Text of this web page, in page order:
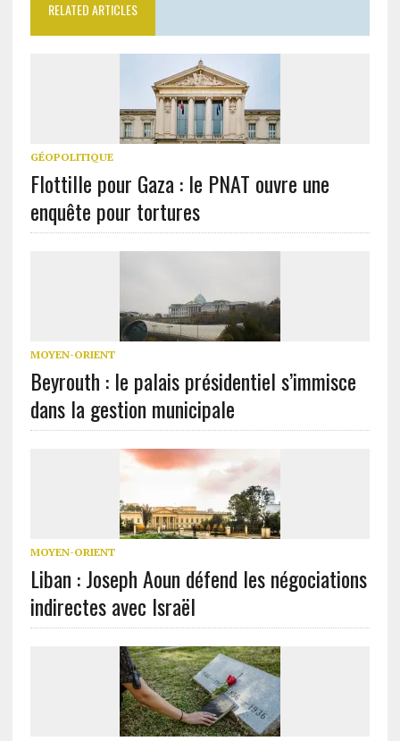
RELATED ARTICLES
GÉOPOLITIQUE
Flottille pour Gaza : le PNAT ouvre une
enquête pour tortures
MOYEN-ORIENT
Beyrouth : le palais présidentiel s’immisce
dans la gestion municipale
MOYEN-ORIENT
Liban : Joseph Aoun défend les négociations
indirectes avec Israël